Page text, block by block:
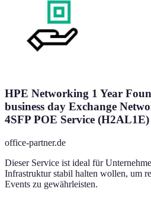
HPE Networking 1 Year
business day Exchange
4SFP POE Service (H2AL1E)
office-partner.de
Dieser Service ist ideal für
Infrastruktur stabil halten wollen, um
Events zu gewährleisten.